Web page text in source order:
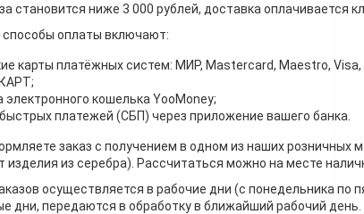
становится ниже 3 000 рублей, доставка оплачивается
оплаты включают:
карты платёжных систем: МИР, Mastercard, Maestro,
электронного кошелька YooMoney;
платежей (СБП) через приложение вашего банка.
заказ с получением в одном из наших розничных
изделия из серебра). Рассчитаться можно на месте
осуществляется в рабочие дни (с понедельника
дни, передаются в обработку в ближайший рабочий день.